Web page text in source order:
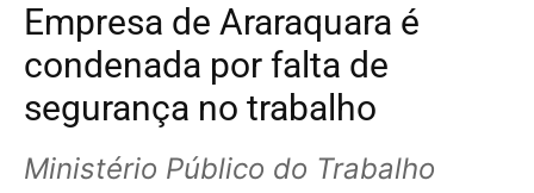
Empresa de Araraquara é
condenada por falta de
segurança no trabalho
Ministério Público do Trabalho